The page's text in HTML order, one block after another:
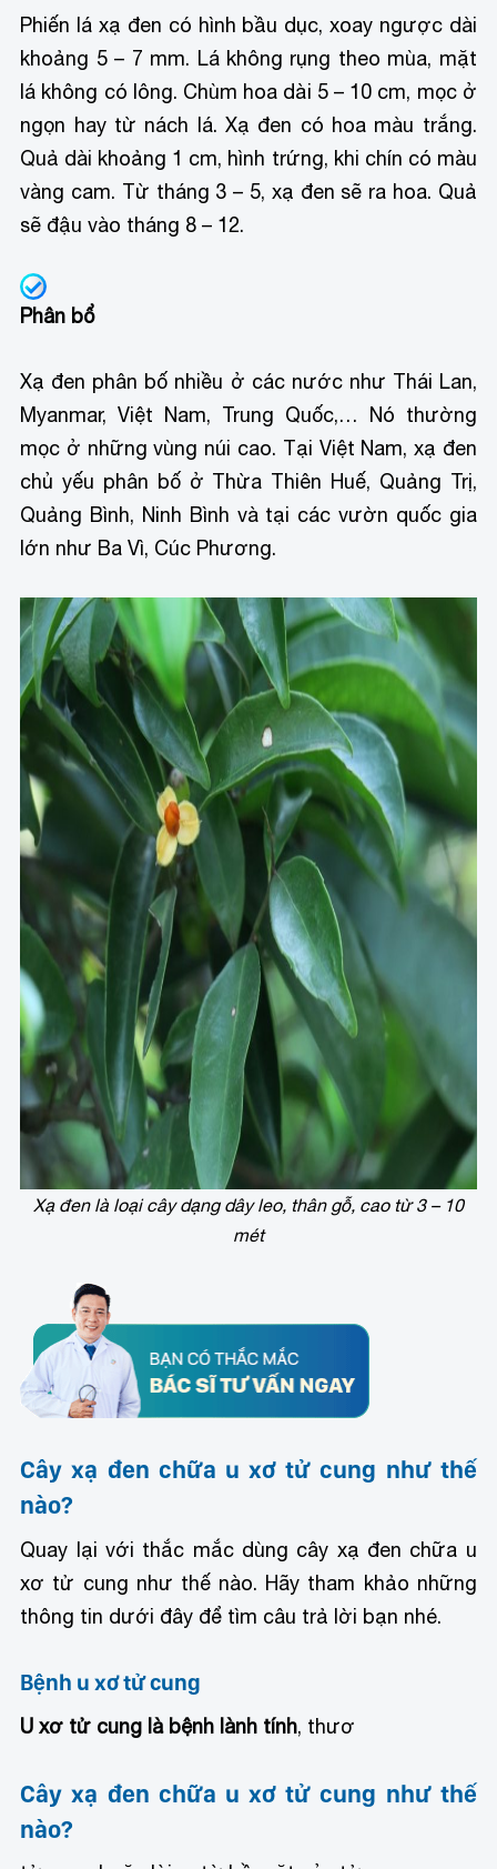
Phiến lá xạ đen có hình bầu dục, xoay ngược dài
khoảng 5 – 7 mm. Lá không rụng theo mùa, mặt
lá không có lông. Chùm hoa dài 5 – 10 cm, mọc ở
ngọn hay từ nách lá. Xạ đen có hoa màu trắng.
Quả dài khoảng 1 cm, hình trứng, khi chín có màu
vàng cam. Từ tháng 3 – 5, xạ đen sẽ ra hoa. Quả
sẽ đậu vào tháng 8 – 12.
Phân bổ
Xạ đen phân bố nhiều ở các nước như Thái Lan,
Myanmar, Việt Nam, Trung Quốc,… Nó thường
mọc ở những vùng núi cao. Tại Việt Nam, xạ đen
chủ yếu phân bố ở Thừa Thiên Huế, Quảng Trị,
Quảng Bình, Ninh Bình và tại các vườn quốc gia
lớn như Ba Vì, Cúc Phương.
Xạ đen là loại cây dạng dây leo, thân gỗ, cao từ 3 – 10
mét
Cây xạ đen chữa u xơ tử cung như thế
nào?
Quay lại với thắc mắc dùng cây xạ đen chữa u
xơ tử cung như thế nào. Hãy tham khảo những
thông tin dưới đây để tìm câu trả lời bạn nhé.
Bệnh u xơ tử cung
U xơ tử cung là bệnh lành tính, thươ
Cây xạ đen chữa u xơ tử cung như thế
nào?